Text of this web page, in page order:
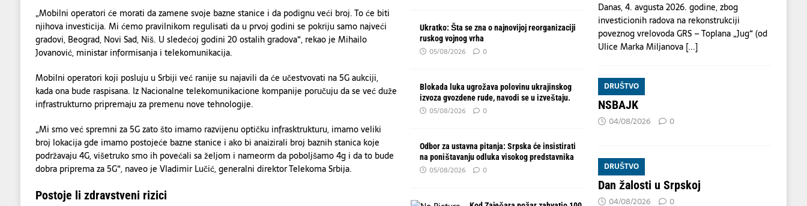
„Mobilni operatori će morati da zamene svoje bazne stanice i da podignu veći broj. To će biti
njihova investicija. Mi ćemo pravilnikom regulisati da u prvoj godini se pokriju samo najveći
gradovi, Beograd, Novi Sad, Niš. U sledećoj godini 20 ostalih gradova“, rekao je Mihailo
Jovanović, ministar informisanja i telekomunikacija.
Mobilni operatori koji posluju u Srbiji već ranije su najavili da će učestvovati na 5G aukciji,
kada ona bude raspisana. Iz Nacionalne telekomunikacione kompanije poručuju da se već duže
infrastrukturno pripremaju za premenu nove tehnologije.
„Mi smo već spremni za 5G zato što imamo razvijenu optičku infrasktrukturu, imamo veliki
broj lokacija gde imamo postojeće bazne stanice i ako bi anaizirali broj baznih stanica koje
podržavaju 4G, višetruko smo ih povećali sa željom i nameorm da poboljšamo 4g i da to bude
dobra priprema za 5G“, naveo je Vladimir Lučić, generalni direktor Telekoma Srbija.
Postoje li zdravstveni rizici
Ukratko: Šta se zna o najnovijoj reorganizaciji
ruskog vojnog vrha
05/08/2026 0
Blokada luka ugrožava polovinu ukrajinskog
izvoza gvozdene rude, navodi se u izveštaju.
05/08/2026 0
Odbor za ustavna pitanja: Srpska će insistirati
na poništavanju odluka visokog predstavnika
05/08/2026 0
Danas, 4. avgusta 2026. godine, zbog
investicionih radova na rekonstrukciji
poveznog vrelovoda GRS – Toplana „Jug“ (od
Ulice Marka Miljanova [...]
DRUŠTVO
NSBAJK
04/08/2026 0
DRUŠTVO
Dan žalosti u Srpskoj
04/08/2026 0